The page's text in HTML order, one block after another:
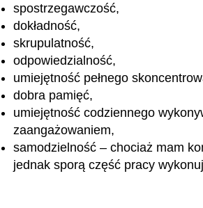
spostrzegawczość,
dokładność,
skrupulatność,
odpowiedzialność,
umiejętność pełnego
dobra pamięć,
umiejętność codziennego
zaangażowaniem,
samodzielność – chociaż mam
jednak sporą część pracy